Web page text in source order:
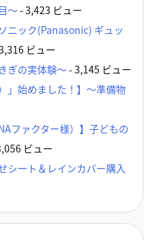
～- 3,423 ビュー
ニック(Panasonic) ギュッ
ビュー
ぎの実体験～- 3,145 ビュー
」始めました！】～準備物
ファクター様）】子どもの
ビュー
シート＆レインカバー購入